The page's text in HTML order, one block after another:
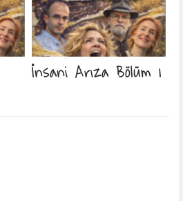
İnsani Arıza Bölüm 1